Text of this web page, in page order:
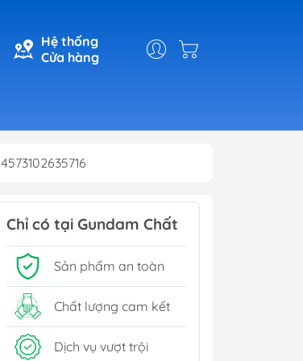
Hệ thống
Cửa hàng
Chỉ có tại Gundam Chất
Sản phẩm an toàn
Chất lượng cam kết
Dịch vụ vượt trội